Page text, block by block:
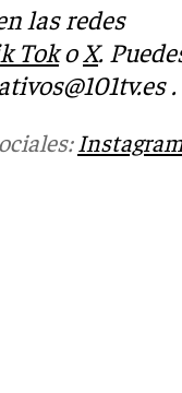
las redes
Toko X.
.